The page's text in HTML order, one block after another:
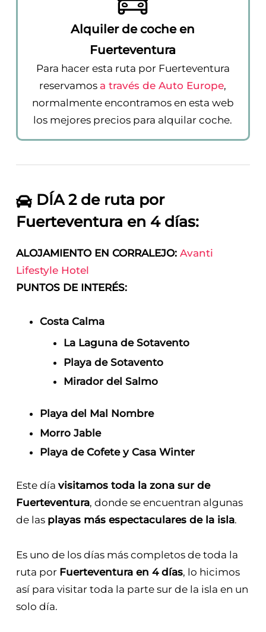
Alquiler de coche en
Fuerteventura
Para hacer esta ruta por Fuerteventura
reservamosa través de Auto Europe,
normalmente encontramos en esta web
los mejores precios para alquilar coche.
DÍA 2 de ruta por
Fuerteventura en 4 días:
ALOJAMIENTO EN CORRALEJO: Avanti
Lifestyle Hotel
PUNTOS DE INTERÉS:
Costa Calma
La Laguna de Sotavento
Playa de Sotavento
Mirador del Salmo
Playa del Mal Nombre
Morro Jable
Playa de Cofete y Casa Winter
Este día visitamos toda la zona sur de
Fuerteventura, donde se encuentran algunas
de las playas más espectaculares de la isla.
Es uno de los días más completos de toda la
ruta por Fuerteventura en 4 días, lo hicimos
así para visitar toda la parte sur de la isla en un
solo día.